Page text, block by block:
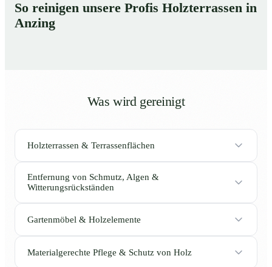
So reinigen unsere Profis Holzterrassen in
Anzing
Was wird gereinigt
Holzterrassen & Terrassenflächen
Entfernung von Schmutz, Algen &
Witterungsrückständen
Gartenmöbel & Holzelemente
Materialgerechte Pflege & Schutz von Holz